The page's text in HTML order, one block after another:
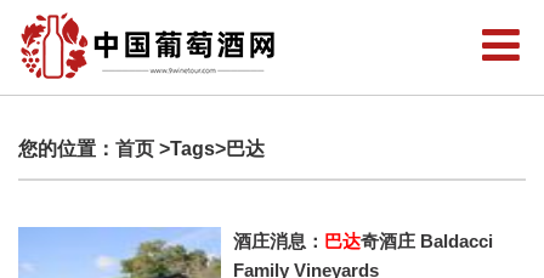
您的位置： 首页 >Tags>巴达
酒庄消息： 巴达奇酒庄 Baldacci
Family Vineyards